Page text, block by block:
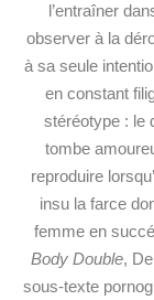
l’entraîner
observer à la
à sa seule
en constant
stéréotype : le
tombe
reproduire
insu la farce
femme en
Body Double,
sous-texte